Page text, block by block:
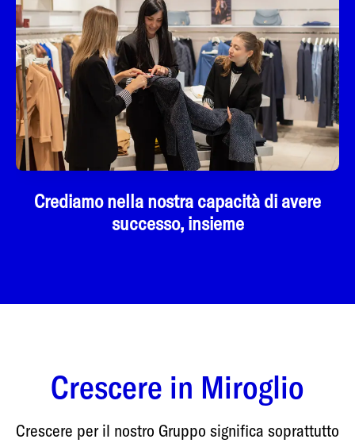
Crediamo nella nostra capacità di avere
successo, insieme
Crescere in Miroglio
Crescere per il nostro Gruppo significa soprattutto